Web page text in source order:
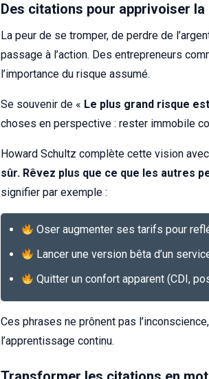
Des citations pour apprivoiser
La peur de se tromper, de perdre de
passage à l’action. Des entrepreneurs
l’importance du risque assumé.
Se souvenir de « Le plus grand risque
choses en perspective : rester immobile
Howard Schultz complète cette vision avec
sûr. Rêvez plus que ce que les autres
signifier par exemple :
Oser augmenter ses tarifs pour
Lancer une version bêta d’un
Quitter un confort apparent (CDI,
Ces phrases ne prônent pas
l’apprentissage continu.